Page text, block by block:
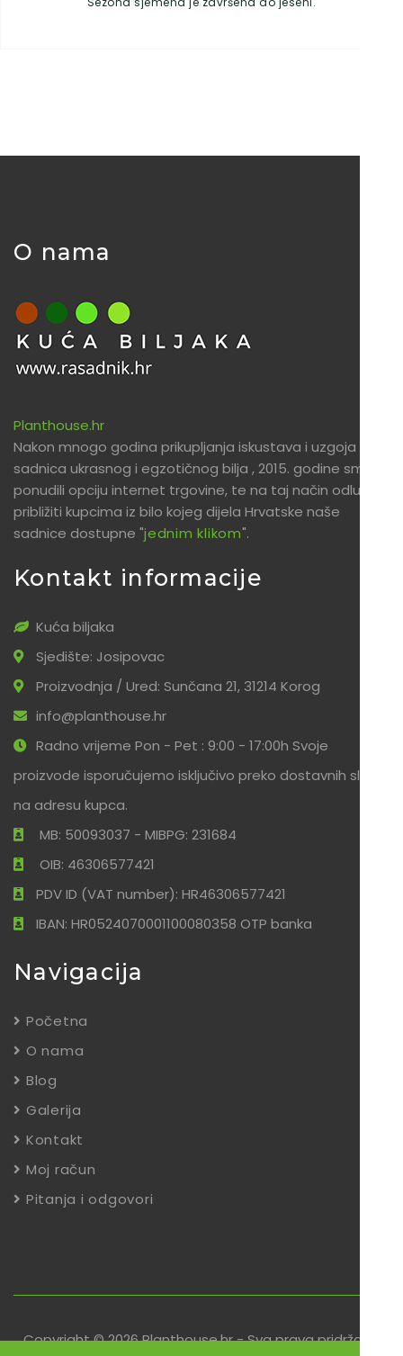
O nama
Planthouse.hr
Nakon mnogo godina prikupljanja iskustava i uzgoja
sadnica ukrasnog i egzotičnog bilja , 2015. godine smo
ponudili opciju internet trgovine, te na taj način odlučili
približiti kupcima iz bilo kojeg dijela Hrvatske naše
sadnice dostupne "jednim klikom".
Kontakt informacije
Kuća biljaka
Sjedište: Josipovac
Proizvodnja / Ured: Sunčana 21, 31214 Korog
info@planthouse.hr
Radno vrijeme Pon - Pet : 9:00 - 17:00h Svoje
proizvode isporučujemo isključivo preko dostavnih službi
na adresu kupca.
MB: 50093037 - MIBPG: 231684
OIB: 46306577421
PDV ID (VAT number): HR46306577421
IBAN: HR0524070001100080358 OTP banka
Navigacija
Početna
O nama
Blog
Galerija
Kontakt
Moj račun
Pitanja i odgovori
Copyright © 2026 Planthouse.hr - Sva prava pridržana